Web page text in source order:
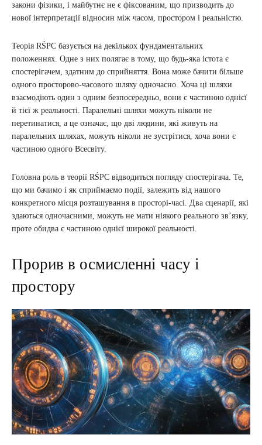
закони фізики, і майбутнє не є фіксованим, що призводить до
нової інтерпретації відносин між часом, простором і реальністю.
Теорія RŚPC базується на декількох фундаментальних
положеннях. Одне з них полягає в тому, що будь-яка істота є
спостерігачем, здатним до сприйняття. Вона може бачити більше
одного просторово-часового шляху одночасно. Хоча ці шляхи
взаємодіють один з одним безпосередньо, вони є частиною однієї
й тієї ж реальності. Паралельні шляхи можуть ніколи не
перетинатися, а це означає, що дві людини, які живуть на
паралельних шляхах, можуть ніколи не зустрітися, хоча вони є
частиною одного Всесвіту.
Головна роль в теорії RŚPC відводиться погляду спостерігача. Те,
що ми бачимо і як сприймаємо події, залежить від нашого
конкретного місця розташування в просторі-часі. Два сценарії, які
здаються одночасними, можуть не мати ніякого реального зв’язку,
проте обидва є частиною однієї широкої реальності.
Прорив в осмисленні часу і
простору